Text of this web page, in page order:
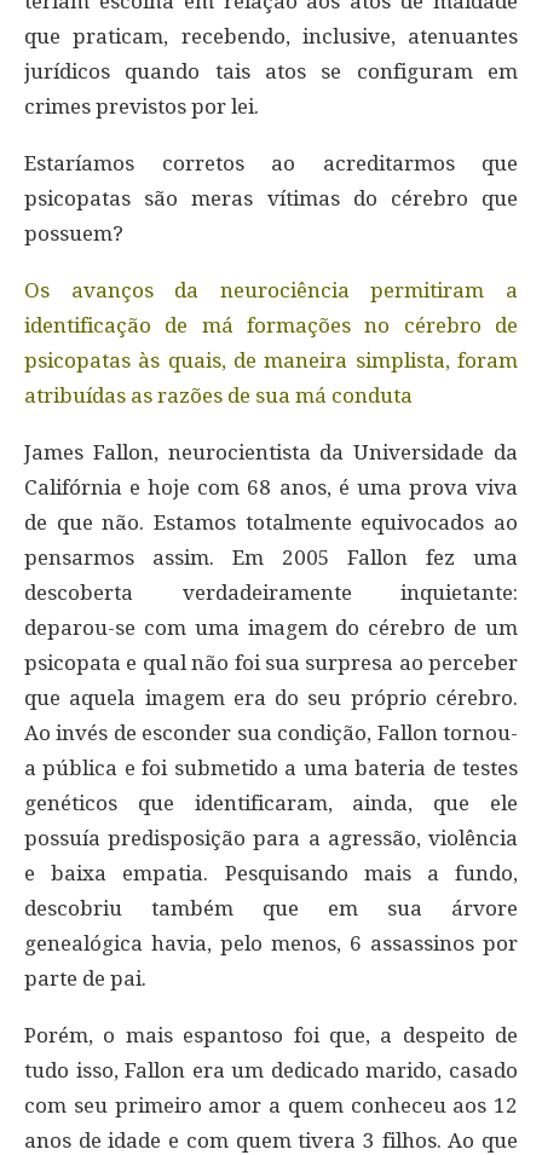
que praticam, recebendo, inclusive, atenuantes
jurídicos quando tais atos se configuram em
crimes previstos por lei.
Estaríamos corretos ao acreditarmos que
psicopatas são meras vítimas do cérebro que
possuem?
Os avanços da neurociência permitiram a
identificação de má formações no cérebro de
psicopatas às quais, de maneira simplista, foram
atribuídas as razões de sua má conduta
James Fallon, neurocientista da Universidade da
Califórnia e hoje com 68 anos, é uma prova viva
de que não. Estamos totalmente equivocados ao
pensarmos assim. Em 2005 Fallon fez uma
descoberta verdadeiramente inquietante:
deparou-se com uma imagem do cérebro de um
psicopata e qual não foi sua surpresa ao perceber
que aquela imagem era do seu próprio cérebro.
Ao invés de esconder sua condição, Fallon tornou-
a pública e foi submetido a uma bateria de testes
genéticos que identificaram, ainda, que ele
possuía predisposição para a agressão, violência
e baixa empatia. Pesquisando mais a fundo,
descobriu também que em sua árvore
genealógica havia, pelo menos, 6 assassinos por
parte de pai.
Porém, o mais espantoso foi que, a despeito de
tudo isso, Fallon era um dedicado marido, casado
com seu primeiro amor a quem conheceu aos 12
anos de idade e com quem tivera 3 filhos. Ao que